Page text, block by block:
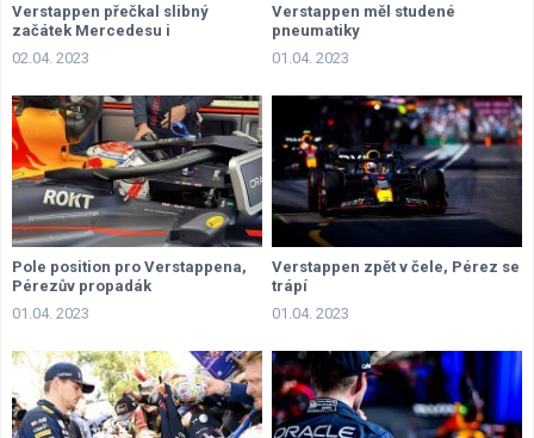
Verstappen přečkal slibný
začátek Mercedesu i
kontroverzní závěr
02.04. 2023
Verstappen měl studené
pneumatiky
01.04. 2023
Pole position pro Verstappena,
Pérezův propadák
01.04. 2023
Verstappen zpět v čele, Pérez se
trápí
01.04. 2023